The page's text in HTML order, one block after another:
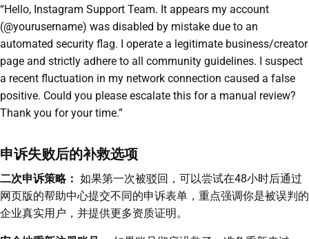
“Hello, Instagram Support Team. It appears my account
(@yourusername) was disabled by mistake due to an
automated security flag. I operate a legitimate business/creator
page and strictly adhere to all community guidelines. I suspect
a recent fluctuation in my network connection caused a false
positive. Could you please escalate this for a manual review?
Thank you for your time.”
申诉失败后的补救选项
二次申诉策略： 如果第一次被驳回，可以尝试在48小时后通过
网页版的帮助中心提交不同的申诉表单，重点强调你是被误判的
企业真实用户，并提供更多资质证明。